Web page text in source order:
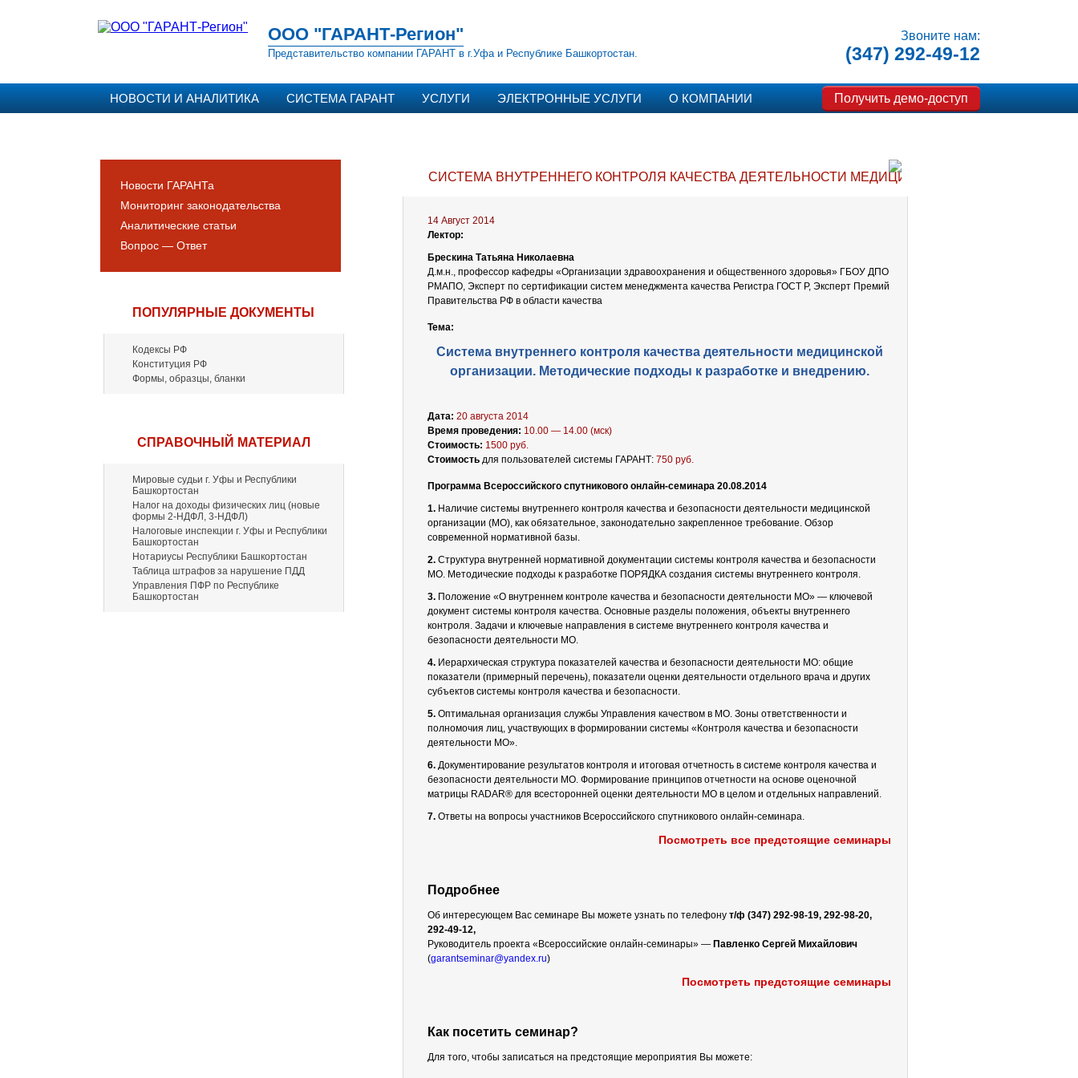
ООО "ГАРАНТ-Регион"
Представительство компании ГАРАНТ в г.Уфа и Республике Башкортостан.
Звоните нам:
(347) 292-49-12
НОВОСТИ И АНАЛИТИКА СИСТЕМА ГАРАНТ УСЛУГИ ЭЛЕКТРОННЫЕ УСЛУГИ О КОМПАНИИ Получить демо-доступ
Новости ГАРАНТа
Мониторинг законодательства
Аналитические статьи
Вопрос — Ответ
ПОПУЛЯРНЫЕ ДОКУМЕНТЫ
Кодексы РФ
Конституция РФ
Формы, образцы, бланки
СПРАВОЧНЫЙ МАТЕРИАЛ
Мировые судьи г. Уфы и Республики
Башкортостан
Налог на доходы физических лиц (новые
формы 2-НДФЛ, 3-НДФЛ)
Налоговые инспекции г. Уфы и Республики
Башкортостан
Нотариусы Республики Башкортостан
Таблица штрафов за нарушение ПДД
Управления ПФР по Республике
Башкортостан
СИСТЕМА ВНУТРЕННЕГО КОНТРОЛЯ КАЧЕСТВА ДЕЯТЕЛЬНОСТИ МЕДИЦИНСКОЙ ОРГАНИЗАЦИИ.
14 Август 2014
Лектор:
Брескина Татьяна Николаевна
Д.м.н., профессор кафедры «Организации здравоохранения и общественного здоровья» ГБОУ ДПО
РМАПО, Эксперт по сертификации систем менеджмента качества Регистра ГОСТ Р, Эксперт Премий
Правительства РФ в области качества
Тема:
Система внутреннего контроля качества деятельности медицинской
организации. Методические подходы к разработке и внедрению.
Дата: 20 августа 2014
Время проведения: 10.00 — 14.00 (мск)
Стоимость: 1500 руб.
Стоимость для пользователей системы ГАРАНТ: 750 руб.
Программа Всероссийского спутникового онлайн-семинара 20.08.2014
1. Наличие системы внутреннего контроля качества и безопасности деятельности медицинской
организации (МО), как обязательное, законодательно закрепленное требование. Обзор
современной нормативной базы.
2. Структура внутренней нормативной документации системы контроля качества и безопасности
МО. Методические подходы к разработке ПОРЯДКА создания системы внутреннего контроля.
3. Положение «О внутреннем контроле качества и безопасности деятельности МО» — ключевой
документ системы контроля качества. Основные разделы положения, объекты внутреннего
контроля. Задачи и ключевые направления в системе внутреннего контроля качества и
безопасности деятельности МО.
4. Иерархическая структура показателей качества и безопасности деятельности МО: общие
показатели (примерный перечень), показатели оценки деятельности отдельного врача и других
субъектов системы контроля качества и безопасности.
5. Оптимальная организация службы Управления качеством в МО. Зоны ответственности и
полномочия лиц, участвующих в формировании системы «Контроля качества и безопасности
деятельности МО».
6. Документирование результатов контроля и итоговая отчетность в системе контроля качества и
безопасности деятельности МО. Формирование принципов отчетности на основе оценочной
матрицы RADAR® для всесторонней оценки деятельности МО в целом и отдельных направлений.
7. Ответы на вопросы участников Всероссийского спутникового онлайн-семинара.
Посмотреть все предстоящие семинары
Подробнее
Об интересующем Вас семинаре Вы можете узнать по телефону т/ф (347) 292-98-19, 292-98-20,
292-49-12,
Руководитель проекта «Всероссийские онлайн-семинары» — Павленко Сергей Михайлович
(garantseminar@yandex.ru)
Посмотреть предстоящие семинары
Как посетить семинар?
Для того, чтобы записаться на предстоящие мероприятия Вы можете: